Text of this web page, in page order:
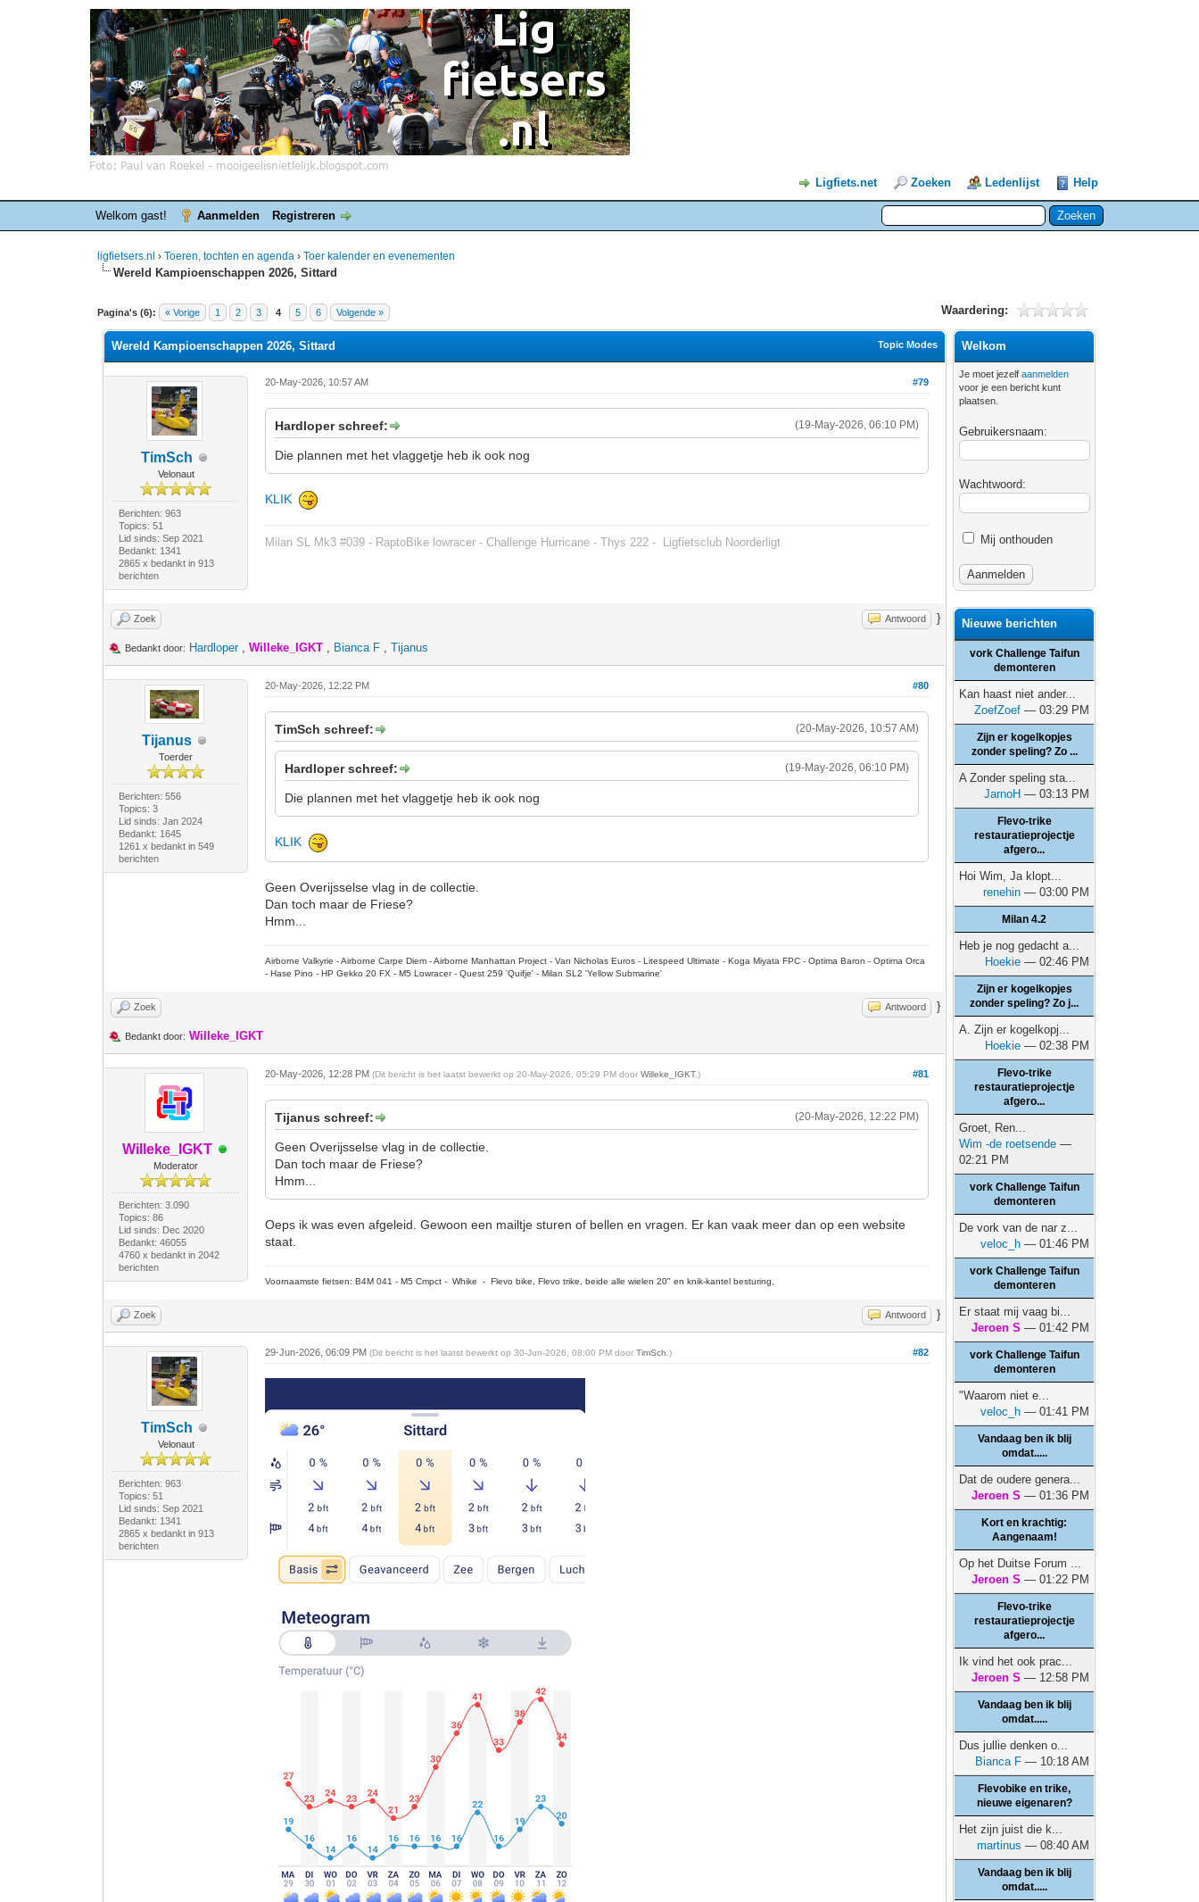
Ligfiets.net Zoeken Ledenlijst Help
Welkom gast! Aanmelden Registreren
ligfietsers.nl ›Toeren, tochten en agenda ›Toer kalender en evenementen
Wereld Kampioenschappen 2026, Sittard
Pagina's (6): « Vorige 1 2 3 4 5 6 Volgende » Waardering:
0 stemmen - gemiddelde waardering is 0
1
2
3
4
5
Topic Modes
Wereld Kampioenschappen 2026, Sittard
TimSch
Velonaut
Berichten: 963
Topics: 51
Lid sinds: Sep 2021
Bedankt: 1341
2865 x bedankt in 913
berichten
#79
20-May-2026, 10:57 AM
(19-May-2026, 06:10 PM)
Hardloper schreef:
Die plannen met het vlaggetje heb ik ook nog
KLIK
Milan SL Mk3 #039 - RaptoBike lowracer - Challenge Hurricane - Thys 222 - Ligfietsclub Noorderligt
Zoek Antwoord }
Bedankt door: Hardloper,Willeke_IGKT , Bianca F ,Tijanus
Tijanus
Toerder
Berichten: 556
Topics: 3
Lid sinds: Jan 2024
Bedankt: 1645
1261 x bedankt in 549
berichten
#80
20-May-2026, 12:22 PM
(20-May-2026, 10:57 AM)
TimSch schreef:
(19-May-2026, 06:10 PM)
Hardloper schreef:
Die plannen met het vlaggetje heb ik ook nog
KLIK
Geen Overijsselse vlag in de collectie.
Dan toch maar de Friese?
Hmm...
Airborne Valkyrie - Airborne Carpe Diem - Airborne Manhattan Project - Van Nicholas Euros - Litespeed Ultimate - Koga Miyata FPC - Optima Baron - Optima Orca
- Hase Pino - HP Gekko 20 FX - M5 Lowracer - Quest 259 'Quifje' - Milan SL2 'Yellow Submarine'
Zoek Antwoord }
Bedankt door: Willeke_IGKT
Willeke_IGKT
Moderator
Berichten: 3.090
Topics: 86
Lid sinds: Dec 2020
Bedankt: 46055
4760 x bedankt in 2042
berichten
#81
20-May-2026, 12:28 PM(Dit bericht is het laatst bewerkt op 20-May-2026, 05:29 PM doorWilleke_IGKT.)
(20-May-2026, 12:22 PM)
Tijanus schreef:
Geen Overijsselse vlag in de collectie.
Dan toch maar de Friese?
Hmm...
Oeps ik was even afgeleid. Gewoon een mailtje sturen of bellen en vragen. Er kan vaak meer dan op een website
staat.
Voornaamste fietsen: B4M 041 - M5 Cmpct - Whike - Flevo bike, Flevo trike, beide alle wielen 20" en knik-kantel besturing,
Zoek Antwoord }
TimSch
Velonaut
Berichten: 963
Topics: 51
Lid sinds: Sep 2021
Bedankt: 1341
2865 x bedankt in 913
berichten
#82
29-Jun-2026, 06:09 PM(Dit bericht is het laatst bewerkt op 30-Jun-2026, 08:00 PM doorTimSch .)
Welkom
Je moet jezelfaanmelden
voor je een bericht kunt
plaatsen.
Gebruikersnaam:
Wachtwoord:
Mij onthouden
Nieuwe berichten
vork Challenge Taifun
demonteren
Kan haast niet ander...
ZoefZoef — 03:29 PM
Zijn er kogelkopjes
zonder speling? Zo ...
A Zonder speling sta...
JarnoH — 03:13 PM
Flevo-trike
restauratieprojectje
afgero...
Hoi Wim, Ja klopt...
renehin — 03:00 PM
Milan 4.2
Heb je nog gedacht a...
Hoekie — 02:46 PM
Zijn er kogelkopjes
zonder speling? Zo j...
A. Zijn er kogelkopj...
Hoekie — 02:38 PM
Flevo-trike
restauratieprojectje
afgero...
Groet, Ren...
Wim -de roetsende —
02:21 PM
vork Challenge Taifun
demonteren
De vork van de nar z...
veloc_h — 01:46 PM
vork Challenge Taifun
demonteren
Er staat mij vaag bi...
Jeroen S — 01:42 PM
vork Challenge Taifun
demonteren
"Waarom niet e...
veloc_h — 01:41 PM
Vandaag ben ik blij
omdat.....
Dat de oudere genera...
Jeroen S — 01:36 PM
Kort en krachtig:
Aangenaam!
Op het Duitse Forum ...
Jeroen S — 01:22 PM
Flevo-trike
restauratieprojectje
afgero...
Ik vind het ook prac...
Jeroen S — 12:58 PM
Vandaag ben ik blij
omdat.....
Dus jullie denken o...
Bianca F — 10:18 AM
Flevobike en trike,
nieuwe eigenaren?
Het zijn juist die k...
martinus — 08:40 AM
Vandaag ben ik blij
omdat.....